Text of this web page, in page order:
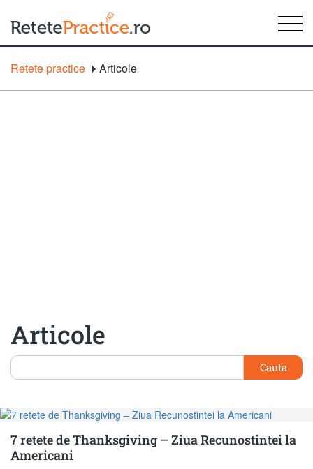
Retete practice Articole
Articole
Cauta
7 retete de Thanksgiving – Ziua Recunostintei la
Americani